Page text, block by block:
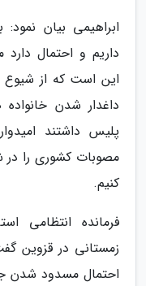
ابراهیمی بیان
داریم و احتمال
این است که از شیوع
داغدار شدن
پلیس داشتند
مصوبات کشوری را در
کنیم.
فرمانده انتظامی
زمستانی در قزوین
احتمال مسدود شدن